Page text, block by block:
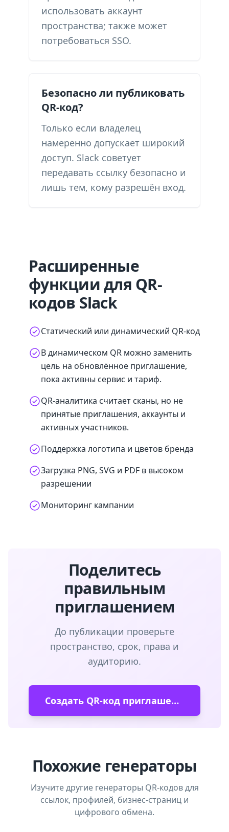
использовать аккаунт
пространства; также может
потребоваться SSO.
Безопасно ли публиковать
QR-код?
Только если владелец
намеренно допускает широкий
доступ. Slack советует
передавать ссылку безопасно и
лишь тем, кому разрешён вход.
Расширенные
функции для QR-
кодов Slack
Статический или динамический QR-код
В динамическом QR можно заменить
цель на обновлённое приглашение,
пока активны сервис и тариф.
QR-аналитика считает сканы, но не
принятые приглашения, аккаунты и
активных участников.
Поддержка логотипа и цветов бренда
Загрузка PNG, SVG и PDF в высоком
разрешении
Мониторинг кампании
Поделитесь
правильным
приглашением
До публикации проверьте
пространство, срок, права и
аудиторию.
Создать QR-код приглашения в Slack
Похожие генераторы
Изучите другие генераторы QR-кодов для
ссылок, профилей, бизнес-страниц и
цифрового обмена.